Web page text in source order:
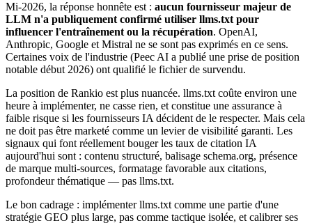
Mi-2026, la réponse honnête est : aucun fournisseur majeur de
LLM n'a publiquement confirmé utiliser llms.txt pour
influencer l'entraînement ou la récupération. OpenAI,
Anthropic, Google et Mistral ne se sont pas exprimés en ce sens.
Certaines voix de l'industrie (Peec AI a publié une prise de position
notable début 2026) ont qualifié le fichier de survendu.
La position de Rankio est plus nuancée. llms.txt coûte environ une
heure à implémenter, ne casse rien, et constitue une assurance à
faible risque si les fournisseurs IA décident de le respecter. Mais cela
ne doit pas être marketé comme un levier de visibilité garanti. Les
signaux qui font réellement bouger les taux de citation IA
aujourd'hui sont : contenu structuré, balisage schema.org, présence
de marque multi-sources, formatage favorable aux citations,
profondeur thématique — pas llms.txt.
Le bon cadrage : implémenter llms.txt comme une partie d'une
stratégie GEO plus large, pas comme tactique isolée, et calibrer ses